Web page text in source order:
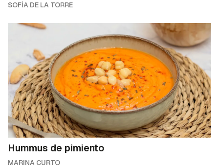
SOFÍA DE LA TORRE
Hummus de pimiento
MARINA CURTO